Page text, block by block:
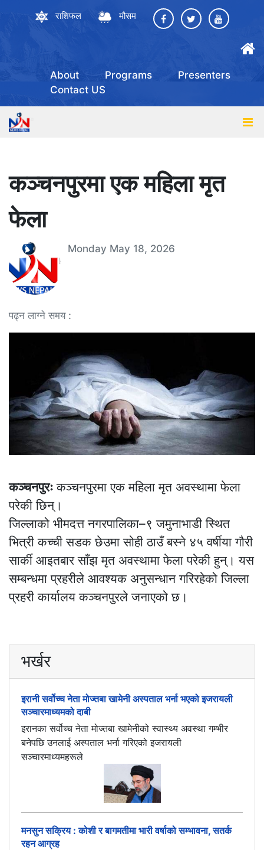
राशिफल मौसम
About Programs
Presenters
Contact US
कञ्चनपुरमा एक महिला मृत
फेला
Monday May 18, 2026
पढ्न लाग्ने समय :
कञ्चनपुरः कञ्चनपुरमा एक महिला मृत अवस्थामा फेला
परेकी छिन्।
जिल्लाको भीमदत्त नगरपालिका–९ जमुनाभाडी स्थित
भित्री कच्ची सडक छेउमा सोही ठाउँ बस्ने ४५ वर्षीया गौरी
सार्की आइतबार साँझ मृत अवस्थामा फेला परेकी हुन्। यस
सम्बन्धमा प्रहरीले आवश्यक अनुसन्धान गरिरहेको जिल्ला
प्रहरी कार्यालय कञ्चनपुरले जनाएको छ।
भर्खर
इरानी सर्वोच्च नेता मोज्तबा खामेनी अस्पताल भर्ना भएको इजरायली
सञ्चारमाध्यमको दाबी
इरानका सर्वोच्च नेता मोज्तबा खामेनीको स्वास्थ्य अवस्था गम्भीर
बनेपछि उनलाई अस्पताल भर्ना गरिएको इजरायली
सञ्चारमाध्यमहरूले
मनसुन सक्रिय : कोशी र बागमतीमा भारी वर्षाको सम्भावना, सतर्क
रहन आग्रह